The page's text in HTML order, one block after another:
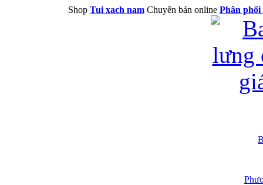
Shop Tui xach namChuyên bán online Phân phối